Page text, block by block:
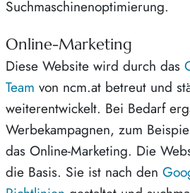
Suchmaschinenoptimierung.
Online-Marketing
Diese Website wird durch das
Team von ncm.at betreut und
weiterentwickelt. Bei Bedarf
Werbekampagnen, zum
das Online-Marketing. Die
die Basis. Sie ist nach den